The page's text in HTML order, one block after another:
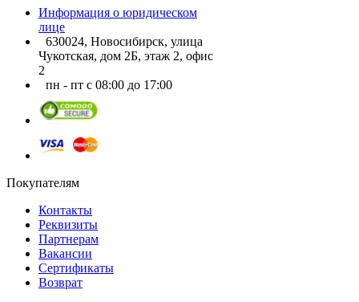
Информация о юридическом
лице
630024, Новосибирск, улица
Чукотская, дом 2Б, этаж 2, офис
2
пн - пт с 08:00 до 17:00
Покупателям
Контакты
Реквизиты
Партнерам
Вакансии
Сертификаты
Возврат